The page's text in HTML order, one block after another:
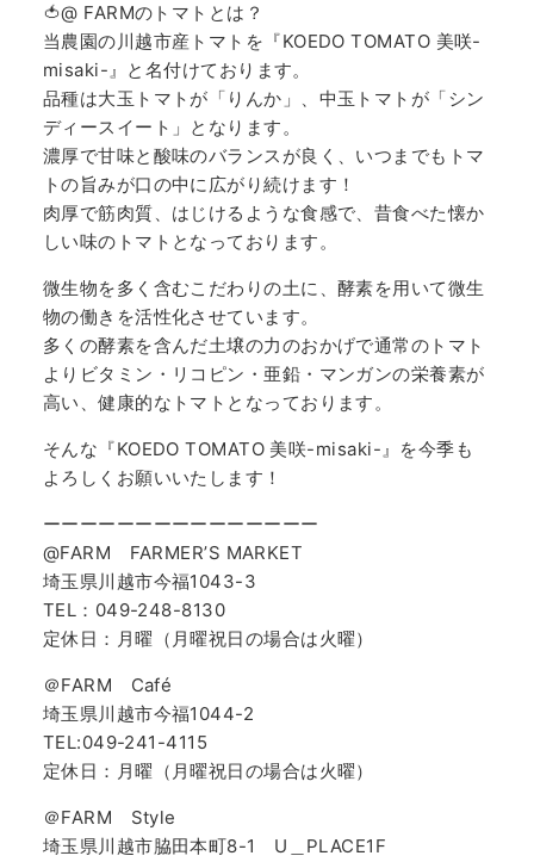
🍅@ FARMのトマトとは？
当農園の川越市産トマトを『KOEDO TOMATO 美咲-
misaki-』と名付けております。
品種は大玉トマトが「りんか」、中玉トマトが「シン
ディースイート」となります。
濃厚で甘味と酸味のバランスが良く、いつまでもトマ
トの旨みが口の中に広がり続けます！
肉厚で筋肉質、はじけるような食感で、昔食べた懐か
しい味のトマトとなっております。
微生物を多く含むこだわりの土に、酵素を用いて微生
物の働きを活性化させています。
多くの酵素を含んだ土壌の力のおかげで通常のトマト
よりビタミン・リコピン・亜鉛・マンガンの栄養素が
高い、健康的なトマトとなっております。
そんな『KOEDO TOMATO 美咲-misaki-』を今季も
よろしくお願いいたします！
ーーーーーーーーーーーーーーー
@FARM FARMER’S MARKET
埼玉県川越市今福1043-3
TEL：049-248-8130
定休日：月曜（月曜祝日の場合は火曜）
＠FARM Café
埼玉県川越市今福1044-2
TEL:049-241-4115
定休日：月曜（月曜祝日の場合は火曜）
＠FARM Style
埼玉県川越市脇田本町8-1 U＿PLACE1F